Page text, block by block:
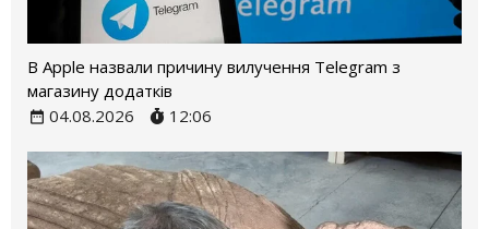
В Apple назвали причину вилучення Telegram з
магазину додатків
04.08.2026
12:06